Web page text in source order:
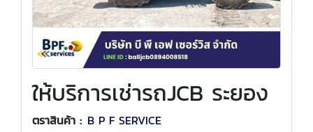
ให้บริการเช่ารถJCB ระยอง
ตราสินค้า : B P F SERVICE